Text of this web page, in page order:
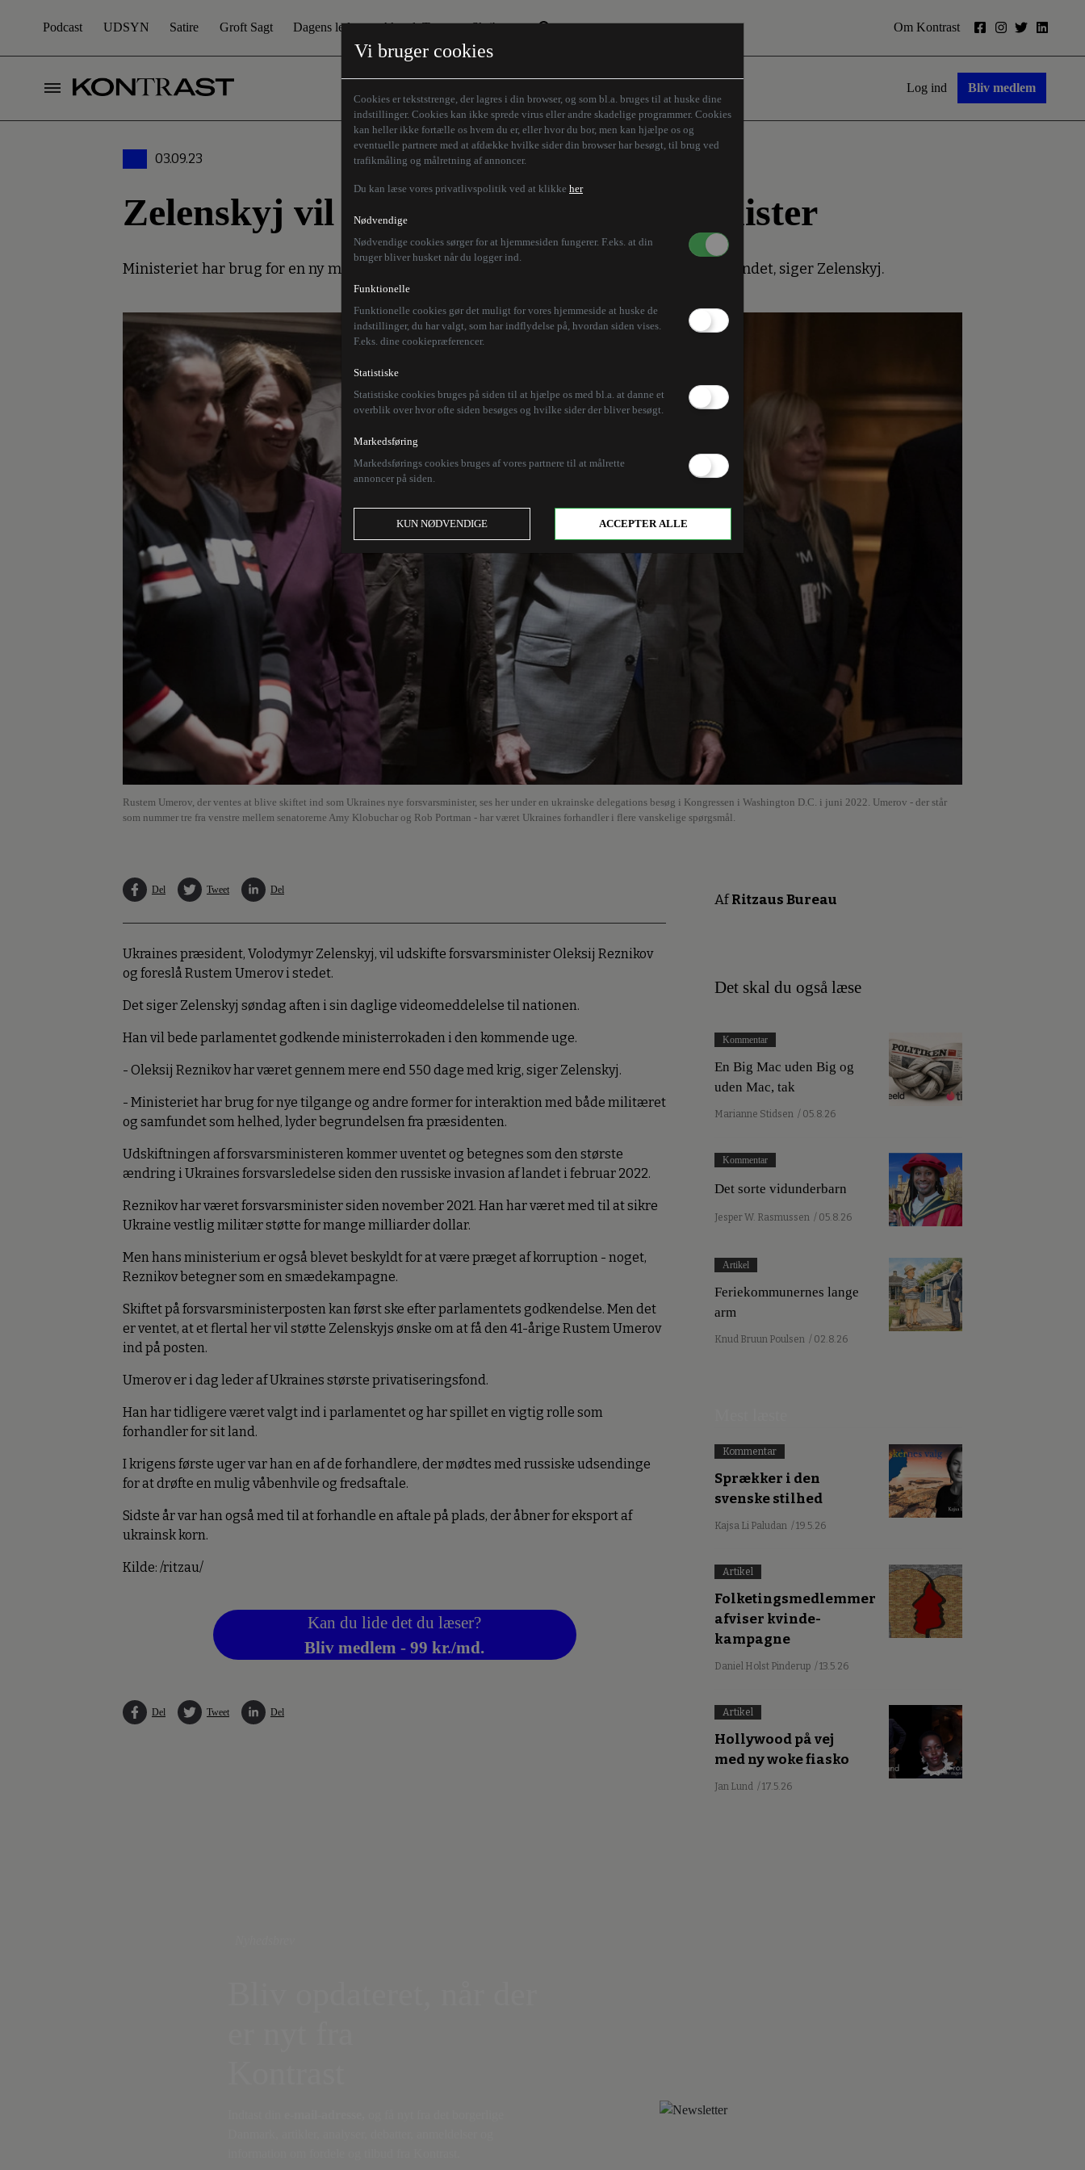
Vi bruger cookies
Cookies er tekststrenge, der lagres i din browser, og som bl.a. bruges til at huske dine
indstillinger. Cookies kan ikke sprede virus eller andre skadelige programmer. Cookies
kan heller ikke fortælle os hvem du er, eller hvor du bor, men kan hjælpe os og
eventuelle partnere med at afdække hvilke sider din browser har besøgt, til brug ved
trafikmåling og målretning af annoncer.
Du kan læse vores privatlivspolitik ved at klikke her
Nødvendige
Nødvendige cookies sørger for at hjemmesiden fungerer. F.eks. at din
bruger bliver husket når du logger ind.
Funktionelle
Funktionelle cookies gør det muligt for vores hjemmeside at huske de
indstillinger, du har valgt, som har indflydelse på, hvordan siden vises.
F.eks. dine cookiepræferencer.
Statistiske
Statistiske cookies bruges på siden til at hjælpe os med bl.a. at danne et
overblik over hvor ofte siden besøges og hvilke sider der bliver besøgt.
Markedsføring
Markedsførings cookies bruges af vores partnere til at målrette
annoncer på siden.
KUN NØDVENDIGE ACCEPTER ALLE
Podcast UDSYN Satire Groft Sagt Dagens leder Aktuelt Tema
Den borgelige brille
Humaniora forfra
Store Danskere
Skribenter
Z-aksen
Om Kontrast
Log ind Bliv medlem
03.09.23
Zelenskyj vil udskifte sin forsvarsminister
Ministeriet har brug for en ny måde at arbejde og interagere med både militæret og samfundet, siger Zelenskyj.
Rustem Umerov, der ventes at blive skiftet ind som Ukraines nye forsvarsminister, ses her under en ukrainske delegations besøg i Kongressen i Washington D.C. i juni 2022. Umerov - der står
som nummer tre fra venstre mellem senatorerne Amy Klobuchar og Rob Portman - har været Ukraines forhandler i flere vanskelige spørgsmål.
Del Tweet Del
Ukraines præsident, Volodymyr Zelenskyj, vil udskifte forsvarsminister Oleksij Reznikov
og foreslå Rustem Umerov i stedet.
Det siger Zelenskyj søndag aften i sin daglige videomeddelelse til nationen.
Han vil bede parlamentet godkende ministerrokaden i den kommende uge.
- Oleksij Reznikov har været gennem mere end 550 dage med krig, siger Zelenskyj.
- Ministeriet har brug for nye tilgange og andre former for interaktion med både militæret
og samfundet som helhed, lyder begrundelsen fra præsidenten.
Udskiftningen af forsvarsministeren kommer uventet og betegnes som den største
ændring i Ukraines forsvarsledelse siden den russiske invasion af landet i februar 2022.
Reznikov har været forsvarsminister siden november 2021. Han har været med til at sikre
Ukraine vestlig militær støtte for mange milliarder dollar.
Men hans ministerium er også blevet beskyldt for at være præget af korruption - noget,
Reznikov betegner som en smædekampagne.
Skiftet på forsvarsministerposten kan først ske efter parlamentets godkendelse. Men det
er ventet, at et flertal her vil støtte Zelenskyjs ønske om at få den 41-årige Rustem Umerov
ind på posten.
Umerov er i dag leder af Ukraines største privatiseringsfond.
Han har tidligere været valgt ind i parlamentet og har spillet en vigtig rolle som
forhandler for sit land.
I krigens første uger var han en af de forhandlere, der mødtes med russiske udsendinge
for at drøfte en mulig våbenhvile og fredsaftale.
Sidste år var han også med til at forhandle en aftale på plads, der åbner for eksport af
ukrainsk korn.
Kilde: /ritzau/
Kan du lide det du læser?
Bliv medlem - 99 kr./md.
Del Tweet Del
AfRitzaus Bureau
Det skal du også læse
Kommentar
En Big Mac uden Big og
uden Mac, tak
Marianne Stidsen / 05.8.26
Kommentar
Det sorte vidunderbarn
Jesper W. Rasmussen / 05.8.26
Artikel
Feriekommunernes lange
arm
Knud Bruun Poulsen / 02.8.26
Kommentar
Sprækker i den
svenske stilhed
Kajsa Li Paludan / 19.5.26
Artikel
Folketingsmedlemmer
afviser kvinde-
kampagne
Daniel Holst Pinderup / 13.5.26
Artikel
Hollywood på vej
med ny woke fiasko
Jan Lund / 17.5.26